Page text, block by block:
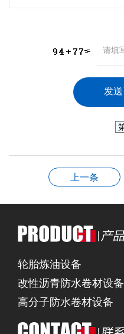
上一条
轮胎炼油设备
改性沥青防水卷材设备
高分子防水卷材设备